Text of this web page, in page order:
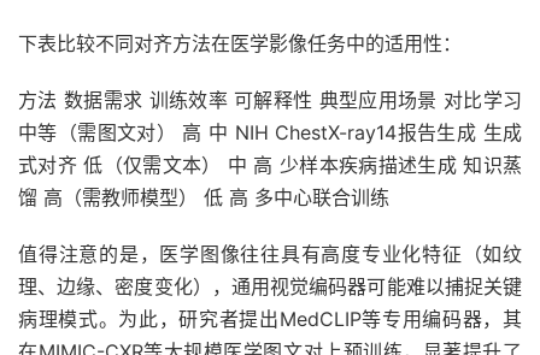
下表比较不同对齐方法在医学影像任务中的适用性：
方法 数据需求 训练效率 可解释性 典型应用场景 对比学习
中等（需图文对） 高 中 NIH ChestX-ray14报告生成 生成
式对齐 低（仅需文本） 中 高 少样本疾病描述生成 知识蒸
馏 高（需教师模型） 低 高 多中心联合训练
值得注意的是，医学图像往往具有高度专业化特征（如纹
理、边缘、密度变化），通用视觉编码器可能难以捕捉关键
病理模式。为此，研究者提出MedCLIP等专用编码器，其